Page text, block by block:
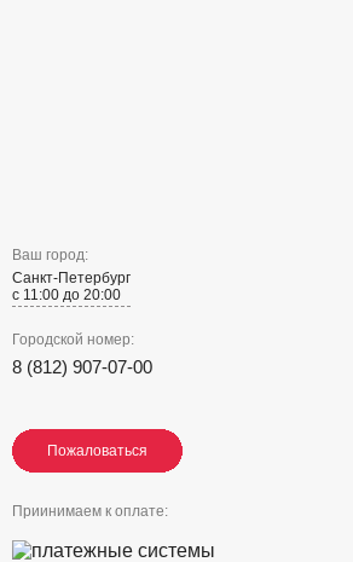
Ваш город:
Санкт-Петербург
с 11:00 до 20:00
Городской номер:
8 (812) 907-07-00
Пожаловаться
Пожаловаться
Пожаловаться
Приинимаем к оплате: